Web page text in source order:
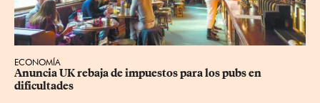
ECONOMÍA
Anuncia UK rebaja de impuestos para los pubs en
dificultades